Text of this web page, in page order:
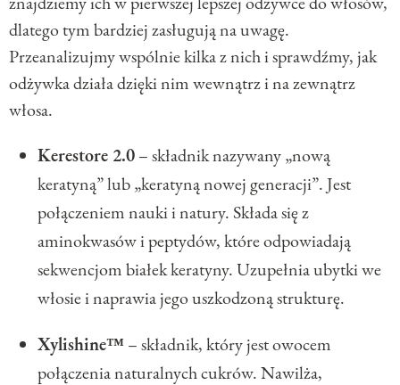
dlatego tym bardziej zasługują na uwagę.
Przeanalizujmy wspólnie kilka z nich i sprawdźmy, jak
odżywka działa dzięki nim wewnątrz i na zewnątrz
włosa.
Kerestore 2.0– składnik nazywany „nową
keratyną” lub „keratyną nowej generacji”. Jest
połączeniem nauki i natury. Składa się z
aminokwasów i peptydów, które odpowiadają
sekwencjom białek keratyny. Uzupełnia ubytki we
włosie i naprawia jego uszkodzoną strukturę.
Xylishine™– składnik, który jest owocem
połączenia naturalnych cukrów. Nawilża,